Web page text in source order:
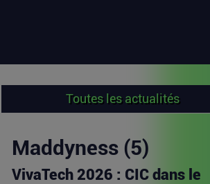
Toutes les actualités
Maddyness (5)
VivaTech 2026 : CIC dans le